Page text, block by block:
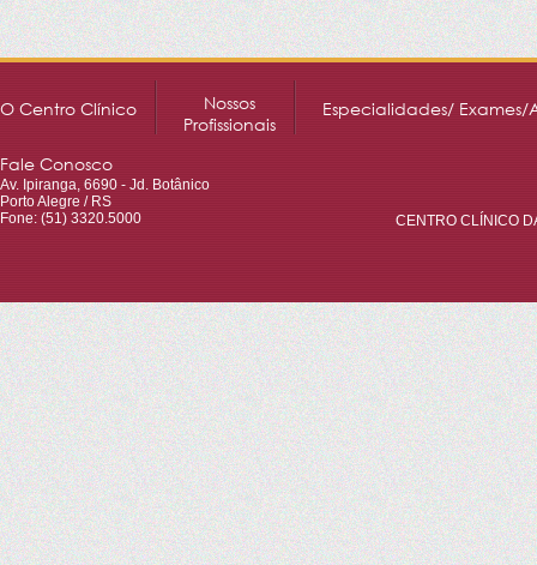
O Centro Clínico
Nossos
Profissionais
Especialidades/ Exames/
Fale Conosco
Av. Ipiranga, 6690 - Jd. Botânico
Porto Alegre / RS
Fone: (51) 3320.5000
CENTRO CLÍNICO